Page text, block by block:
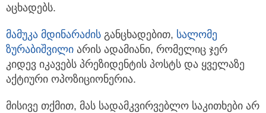
აცხადებს.
მამუკა მდინარაძის განცხადებით, სალომე
ზურაბიშვილი არის ადამიანი, რომელიც ჯერ
კიდევ იკავებს პრეზიდენტის პოსტს და ყველაზე
აქტიური ოპოზიციონერია.
მისივე თქმით, მას სადამკვირვებლო საკითხები არ